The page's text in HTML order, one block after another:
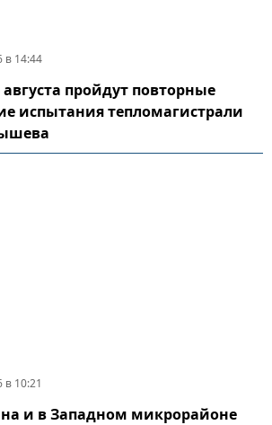
в 14:44
августа пройдут повторные
испытания тепломагистрали
в 10:21
и в Западном микрорайоне